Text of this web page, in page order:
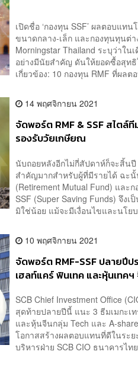
เปิดชื่อ ‘กองทุน SSF’ ผลตอบแท
ขนาดกลาง-เล็ก และกองทุนทุนต่
Morningstar Thailand ระบุว่าใ
อย่างมีนัยสำคัญ ดันให้ยอดซื้อสุท
เกี่ยวข้อง: 10 กองทุน RMF ที่ผลต
14 พฤศจิกายน 2021
จัดพอร์ต RMF & SSF สไต
รองรับวัยเกษียณ
นับถอยหลังอีกไม่กี่สัปดาห์ก็จะสิ้นปี
สำคัญมากสำหรับผู้ที่มีรายได้ ฉะนั้
(Retirement Mutual Fund) และ
SSF (Super Saving Funds) จึง
มิใช่น้อย แม้จะมีเงื่อนไขและนโย
10 พฤศจิกายน 2021
จัดพอร์ต RMF-SSF ปลายปีปร
เฮลท์แคร์ ฟินเทค และหุ้นเทคฯ
SCB Chief Investment Office
สุดท้ายปลายปีนี้ แนะ 3 ธีมเมกะเ
และหุ้นจีนกลุ่ม Tech และ A-
โอกาสสร้างผลตอบแทนที่ดีในร
บริหารฝ่าย SCB CIO ธนาคารไ